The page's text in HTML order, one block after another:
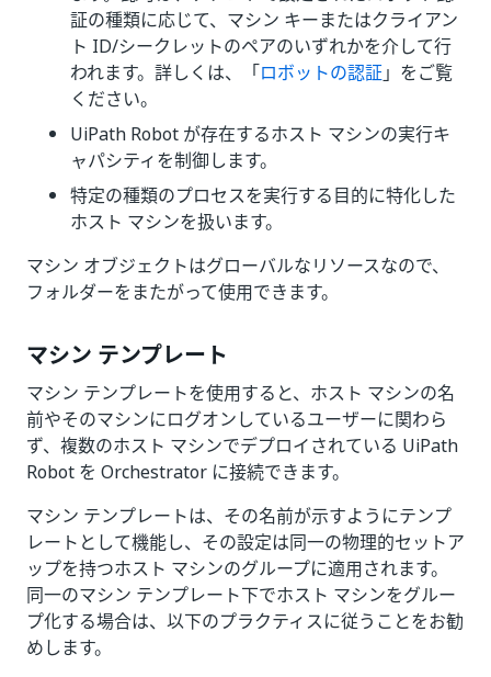
証の種類に応じて、マシン キーまたはクライアン
ト ID/シークレットのペアのいずれかを介して行
われます。詳しくは、「ロボットの認証」をご覧
ください。
UiPath Robot が存在するホスト マシンの実行キ
ャパシティを制御します。
特定の種類のプロセスを実行する目的に特化した
ホスト マシンを扱います。
マシン オブジェクトはグローバルなリソースなので、
フォルダーをまたがって使用できます。
マシン テンプレート
マシン テンプレートを使用すると、ホスト マシンの名
前やそのマシンにログオンしているユーザーに関わら
ず、複数のホスト マシンでデプロイされている UiPath
Robot を Orchestrator に接続できます。
マシン テンプレートは、その名前が示すようにテンプ
レートとして機能し、その設定は同一の物理的セットア
ップを持つホスト マシンのグループに適用されます。
同一のマシン テンプレート下でホスト マシンをグルー
プ化する場合は、以下のプラクティスに従うことをお勧
めします。